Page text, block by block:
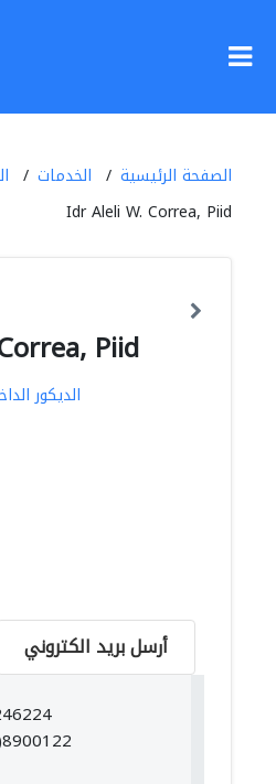
الصفحة الرئيسية الخدمات
Idr Aleli W. Correa, Piid
Piid
الديكور
أرسل بريد الكتروني